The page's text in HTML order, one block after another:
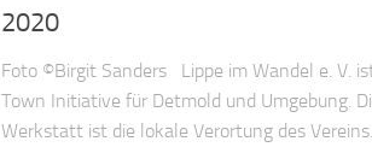
2020
Foto ©Birgit Sanders Lippe im Wandel e. V.
Town Initiative für Detmold und Umgebung.
Werkstatt ist die lokale Verortung des